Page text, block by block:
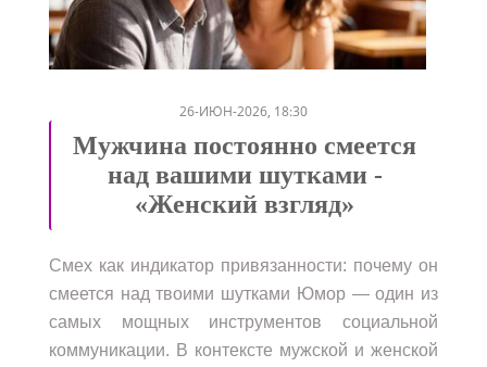
//
26-ИЮН-2026, 18:30
Мужчина постоянно смеется
над вашими шутками -
«Женский взгляд»
Смех как индикатор привязанности: почему он
смеется над твоими шутками Юмор — один из
самых мощных инструментов социальной
коммуникации. В контексте мужской и женской